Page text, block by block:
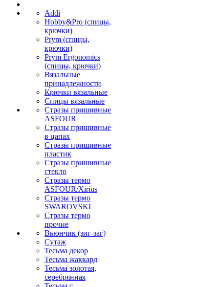
Addi
Hobby&Pro (спицы,
крючки)
Prym (спицы,
крючки)
Prym Ergonomics
(спицы, крючки)
Вязальные
принадлежности
Крючки вязальные
Спицы вязальные
Стразы пришивные
ASFOUR
Стразы пришивные
в цапах
Стразы пришивные
пластик
Стразы пришивные
стекло
Стразы термо
ASFOUR/Xirius
Стразы термо
SWAROVSKI
Стразы термо
прочие
Вьюнчик (зиг-заг)
Сутаж
Тесьма декор
Тесьма жаккард
Тесьма золотая,
серебрянная